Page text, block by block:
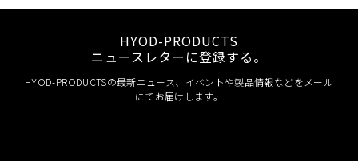
HYOD-PRODUCTS
ニュースレターに登録する。
HYOD-PRODUCTSの最新ニュース、イベントや製品情報などをメール
にてお届けします。